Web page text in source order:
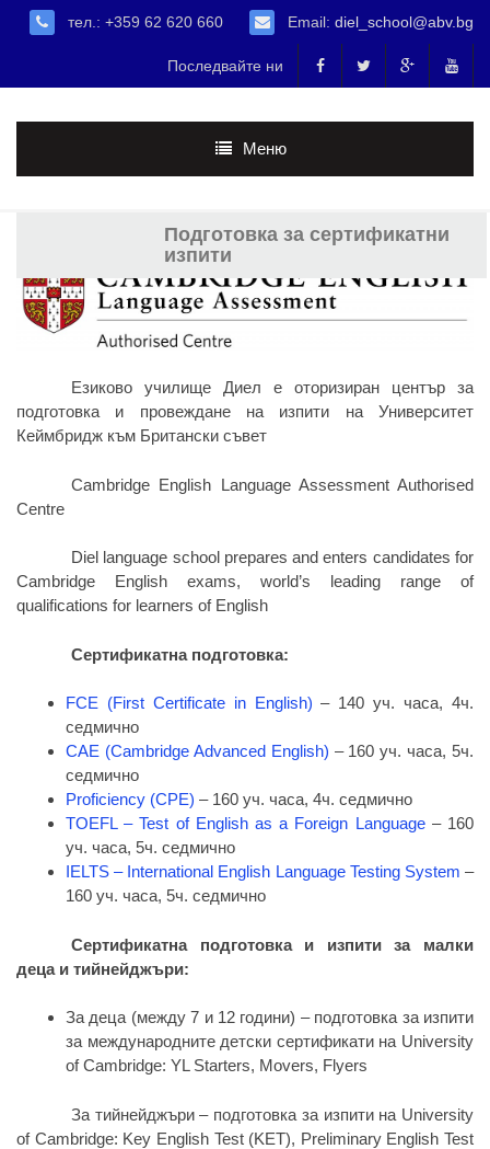
тел.: +359 62 620 660 Email: diel_school@abv.bg
Последвайте ни
Меню
Подготовка за сертификатни
изпити
Езиково училище Диел е оторизиран център за
подготовка и провеждане на изпити на Университет
Кеймбридж към Британски съвет
Cambridge English Language Assessment Authorised
Centre
Diel language school prepares and enters candidates for
Cambridge English exams, world’s leading range of
qualifications for learners of English
Сертификатна подготовка:
FCE (First Certificate in English) – 140 уч. часа, 4ч.
седмично
CAE (Cambridge Advanced English) – 160 уч. часа, 5ч.
седмично
Proficiency (CPE) – 160 уч. часа, 4ч. седмично
TOEFL – Test of English as a Foreign Language– 160
уч. часа, 5ч. седмично
IELTS – International English Language Testing System –
160 уч. часа, 5ч. седмично
Сертификатна подготовка и изпити за малки
деца и тийнейджъри:
За деца (между 7 и 12 години) – подготовка за изпити
за международните детски сертификати на University
of Cambridge: YL Starters, Movers, Flyers
За тийнейджъри – подготовка за изпити на University
of Cambridge: Key English Test (KET), Preliminary English Test